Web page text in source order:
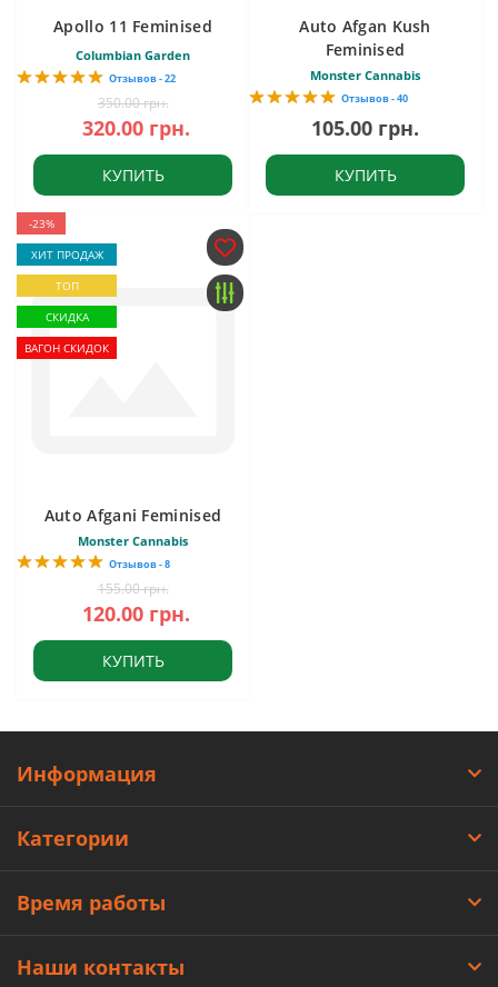
Apollo 11 Feminised
Columbian Garden
Отзывов - 22
350.00 грн.
320.00 грн.
КУПИТЬ
Auto Afgan Kush
Feminised
Monster Cannabis
Отзывов - 40
105.00 грн.
КУПИТЬ
-23%
ХИТ ПРОДАЖ
ТОП
СКИДКА
ВАГОН СКИДОК
Auto Afgani Feminised
Monster Cannabis
Отзывов - 8
155.00 грн.
120.00 грн.
КУПИТЬ
Информация
Категории
Время работы
Наши контакты